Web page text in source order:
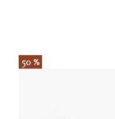
50 %